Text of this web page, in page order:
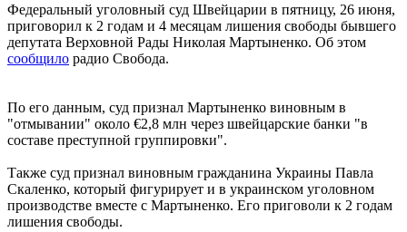
Федеральный уголовный суд Швейцарии в пятницу, 26 июня,
приговорил к 2 годам и 4 месяцам лишения свободы бывшего
депутата Верховной Рады Николая Мартыненко. Об этом
сообщило радио Свобода.
По его данным, суд признал Мартыненко виновным в
"отмывании" около €2,8 млн через швейцарские банки "в
составе преступной группировки".
Также суд признал виновным гражданина Украины Павла
Скаленко, который фигурирует и в украинском уголовном
производстве вместе с Мартыненко. Его приговоли к 2 годам
лишения свободы.